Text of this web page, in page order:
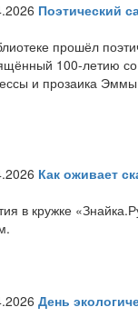
Поэтический
прошёл
100-летию
и прозаика
Как оживает
в кружке
День